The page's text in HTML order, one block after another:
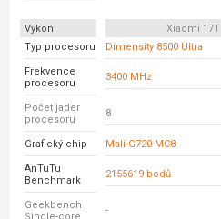
Výkon Xiaomi 17T
Typ procesoru
Dimensity 8500 Ultra
Frekvence
procesoru
3400 MHz
Počet jader
procesoru
8
Grafický chip Mali-G720 MC8
AnTuTu
Benchmark
2155619 bodů
Geekbench
-